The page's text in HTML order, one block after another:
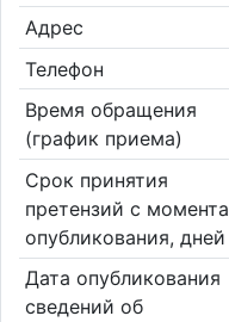
Адрес
Телефон
Время обращения
(график приема)
Срок принятия
претензий с момента
опубликования, дней
Дата опубликования
сведений об